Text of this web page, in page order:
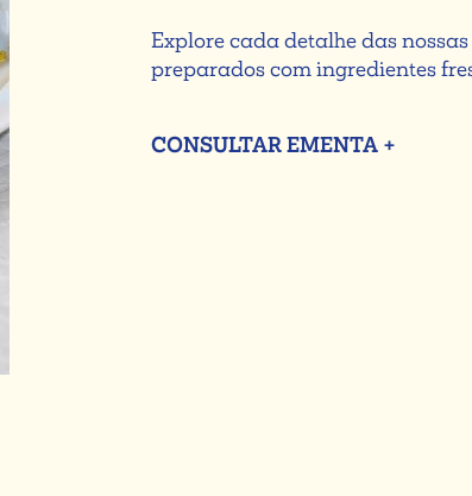
Explore cada detalhe das
preparados com ingredientes
CONSULTAR EMENTA +